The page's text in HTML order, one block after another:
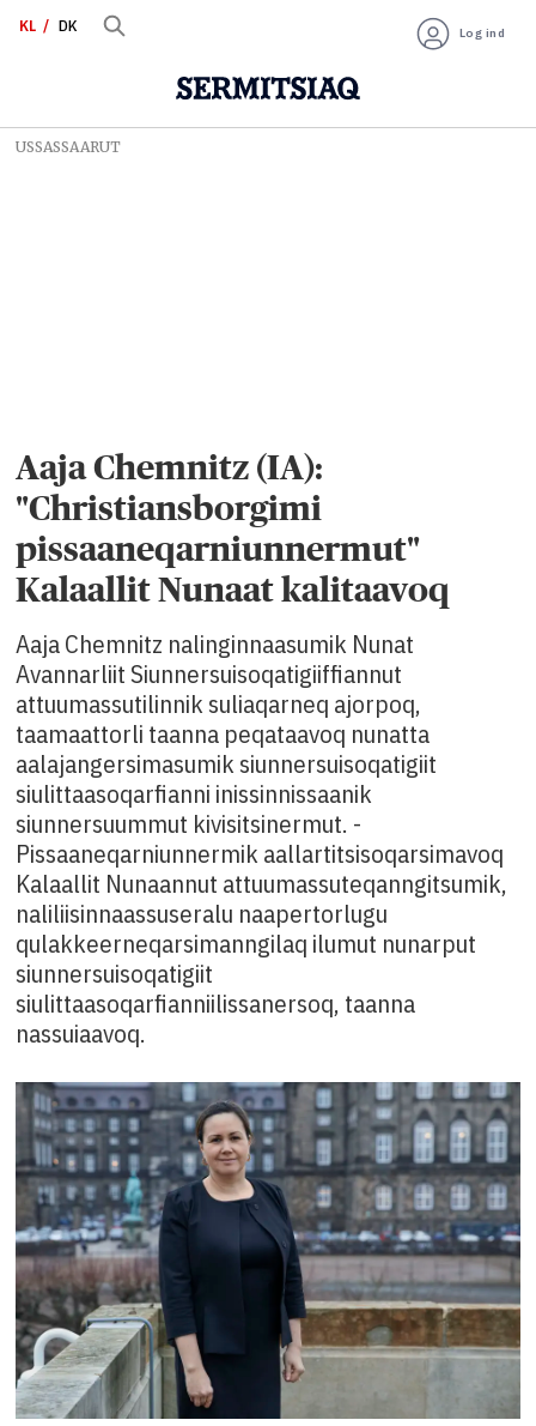
KL DK Log ind
USSASSAARUT
Aaja Chemnitz (IA):
"Christiansborgimi
pissaaneqarniunnermut"
Kalaallit Nunaat kalitaavoq
Aaja Chemnitz nalinginnaasumik Nunat
Avannarliit Siunnersuisoqatigiiffiannut
attuumassutilinnik suliaqarneq ajorpoq,
taamaattorli taanna peqataavoq nunatta
aalajangersimasumik siunnersuisoqatigiit
siulittaasoqarfianni inissinnissaanik
siunnersuummut kivisitsinermut. -
Pissaaneqarniunnermik aallartitsisoqarsimavoq
Kalaallit Nunaannut attuumassuteqanngitsumik,
naliliisinnaassuseralu naapertorlugu
qulakkeerneqarsimanngilaq ilumut nunarput
siunnersuisoqatigiit
siulittaasoqarfianniilissanersoq, taanna
nassuiaavoq.